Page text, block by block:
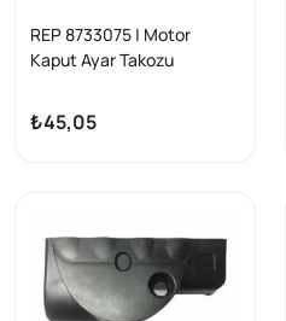
REP 8733075 | Motor
Kaput Ayar Takozu
2019
₺45,05